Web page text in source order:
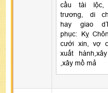
cầu tài lộc,
trương, di
hay giao
phục: Kỵ
cưới xin, vợ
xuất
,xây mồ mả